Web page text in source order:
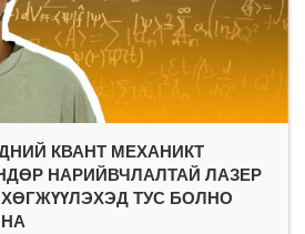
КВАНТ МЕХАНИКТ
НАРИЙВЧЛАЛТАЙ ЛАЗЕР
ТУС БОЛНО